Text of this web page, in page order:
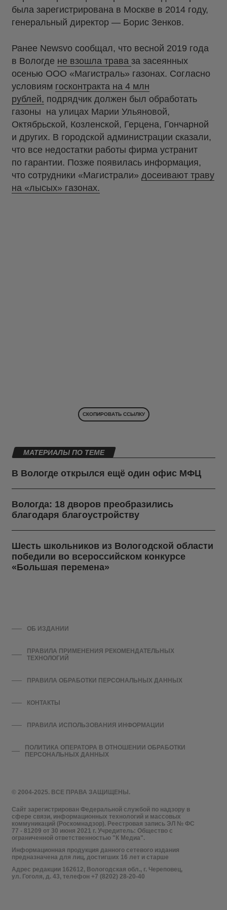
была зарегистрирована в Москве в 2014 году,
генеральный директор — Борис Зенков.
Ранее Newsvo сообщал, что весной 2019 года
в Вологде не взошла трава за засеянных
осенью ООО «Магистраль» газонах. Согласно
условиям госконтракта на 4 млн
рублей, подрядчик должен был обработать
газоны на улицах Марии Ульяновой,
Октябрьской, Козленской, Герцена, Гончарной
и других. В городской администрации сказали,
что все недостатки работы фирма устранит
по гарантии. Позже появилась информация,
что сотрудники «Магистрали» досеивают траву
на «лысых» газонах.
СКОПИРОВАТЬ ССЫЛКУ
МАТЕРИАЛЫ ПО ТЕМЕ
В Вологде открылся ещё один офис МФЦ
Вологда: 18 дворов преобразились
благодаря благоустройству
Шесть школьников из Вологодской области
победили во всероссийском конкурсе
«Большая перемена»
© 2004-2025. ВСЕ ПРАВА ЗАЩИЩЕНЫ.
Сайт зарегистрирован Федеральной службой по надзору в
сфере связи, информационных технологий и массовых
коммуникаций (Роскомнадзор). Реестровая запись ЭЛ № ФС
77 - 81209 от 30 июня 2021 г. Учредитель: Общество с
ограниченной ответственностью "К Медиа".
Информационная продукция данного сетевого издания
предназначена для лиц, достигших 16 лет и старше
Адрес редакции 162612, Вологодская обл., г. Череповец,
ул. Гоголя, д. 43, телефон +7 (8202) 28-20-40
ОБ ИЗДАНИИ
ПРАВИЛА ПРИМЕНЕНИЯ РЕКОМЕНДАТЕЛЬНЫХ
ТЕХНОЛОГИЙ
ПРАВИЛА ОБРАБОТКИ ПЕРСОНАЛЬНЫХ ДАННЫХ
КОНТАКТЫ
ПРАВИЛА ИСПОЛЬЗОВАНИЯ ИНФОРМАЦИИ
ПОЛИТИКА ОПЕРАТОРА В ОТНОШЕНИИ ОБРАБОТКИ
ПЕРСОНАЛЬНЫХ ДАННЫХ